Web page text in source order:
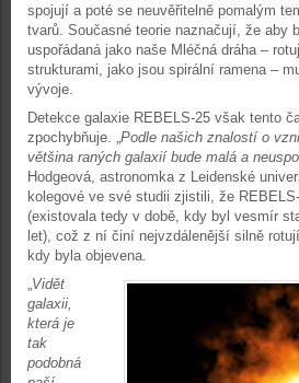
spojují a poté se neuvěřitelně pomalým
tvarů. Současné teorie naznačují, že aby
uspořádaná jako naše Mléčná dráha –
strukturami, jako jsou spirální ramena –
vývoje.
Detekce galaxie REBELS-25 však tento
zpochybňuje. „ Podle našich znalostí o
většina raných galaxií bude malá a
Hodgeová, astronomka z Leidenské
kolegové ve své studii zjistili, že
(existovala tedy v době, kdy byl vesmír
let), což z ní činí nejvzdálenější silně
kdy byla objevena.
Vidět
galaxii,
která je
tak
podobná